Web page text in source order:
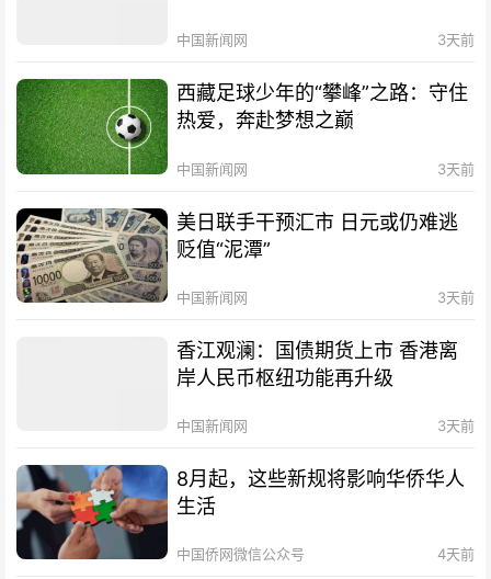
中国新闻网 3天前
西藏足球少年的“攀峰”之路：守住
热爱，奔赴梦想之巅
中国新闻网 3天前
美日联手干预汇市 日元或仍难逃
贬值“泥潭”
中国新闻网 3天前
香江观澜：国债期货上市 香港离
岸人民币枢纽功能再升级
中国新闻网 3天前
8月起，这些新规将影响华侨华人
生活
中国侨网微信公众号 4天前